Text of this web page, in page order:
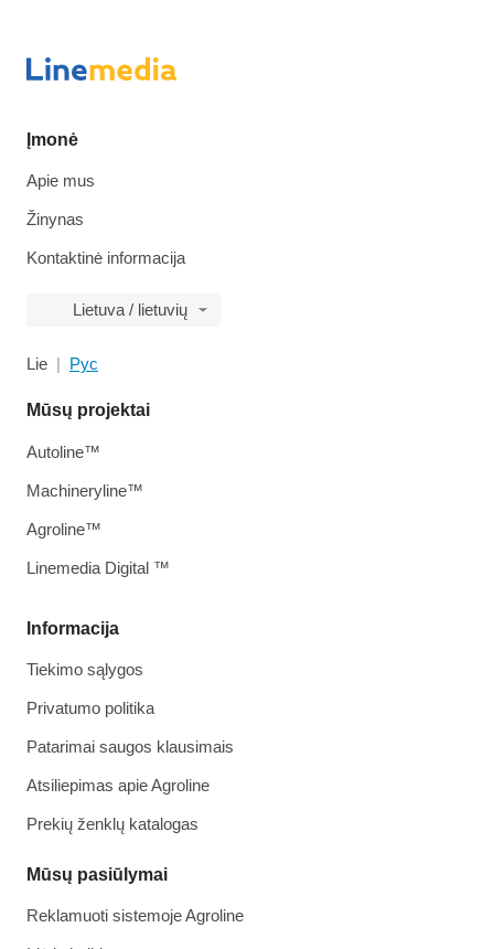
Įmonė
Apie mus
Žinynas
Kontaktinė informacija
Lietuva / lietuvių
Lie Рус
Informacija
Tiekimo sąlygos
Privatumo politika
Patarimai saugos klausimais
Atsiliepimas apie Agroline
Prekių ženklų katalogas
Mūsų pasiūlymai
Reklamuoti sistemoje Agroline
Mūsų projektai
Autoline™
Machineryline™
Agroline™
Linemedia Digital ™